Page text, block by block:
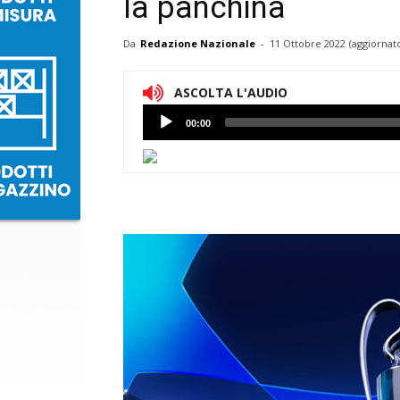
la panchina
Da Redazione Nazionale - 11 Ottobre 2022
ASCOLTA L'AUDIO
Lettore
Audio
00:00